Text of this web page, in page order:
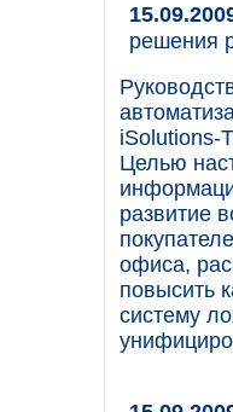
решения
iSolutions-
Целью
развитие
офиса,
повысить
систему